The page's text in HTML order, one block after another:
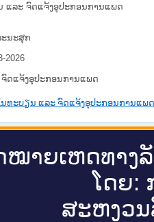
ແລະ ຈົດແຈ້ງອຸປະກອນການແພດ
ະນະສຸກ
2026
ດແຈ້ງອຸປະກອນການແພດ
ທະບຽນ ແລະ ຈົດແຈ້ງອຸປະກອນການແພດ
ໝາຍ​ເຫດ​ທາງ​
ໂດຍ:
ສະ​ຫງວນ​